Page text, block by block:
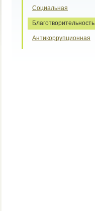
Социальная
Благотворительность
Антикоррупционная